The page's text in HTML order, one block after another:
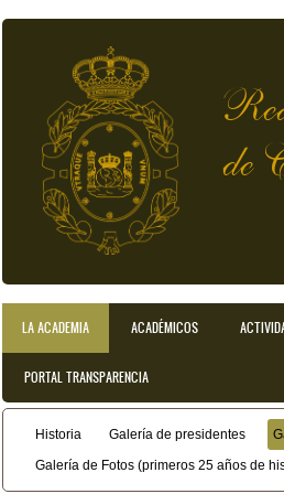
de
Menú principal
LA ACADEMIA ACADÉMICOS
PORTAL TRANSPARENCIA
Historia Galería de presidentes
Galería de Fotos (primeros 25 años de